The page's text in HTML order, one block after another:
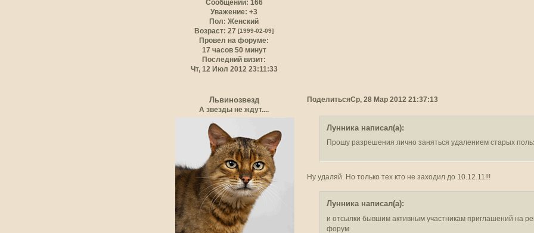
Сообщений: 166
Уважение: +3
Пол: Женский
Возраст: 27[1999-02-09]
Провел на форуме:
17 часов 50 минут
Последний визит:
Чт, 12 Июл 2012 23:11:33
ПоделитьсяСр, 28 Мар 2012 21:37:13
Львинозвезд
А звезды не ждут....
Лунника написал(а):
Прошу разрешения лично заняться удалением старых
Ну удаляй. Но только тех кто не заходил до 10.12.11!!!
Лунника написал(а):
и отсылки бывшим активным участникам приглашений на
форум